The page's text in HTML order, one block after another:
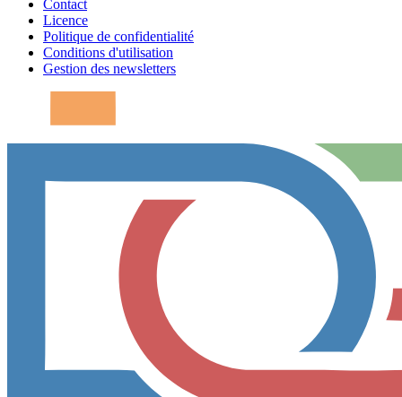
Contact
Licence
Politique de confidentialité
Conditions d'utilisation
Gestion des newsletters